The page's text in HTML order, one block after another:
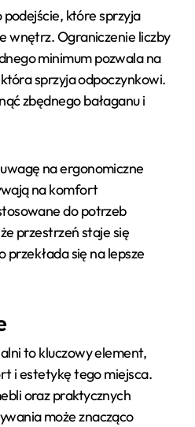
które sprzyja
wnętrz. Ograniczenie liczby
minimum pozwala na
sprzyja odpoczynkowi.
zbędnego bałaganu i
na ergonomiczne
na komfort
do potrzeb
przestrzeń staje się
przekłada się na lepsze
to kluczowy element,
i estetykę tego miejsca.
oraz praktycznych
może znacząco